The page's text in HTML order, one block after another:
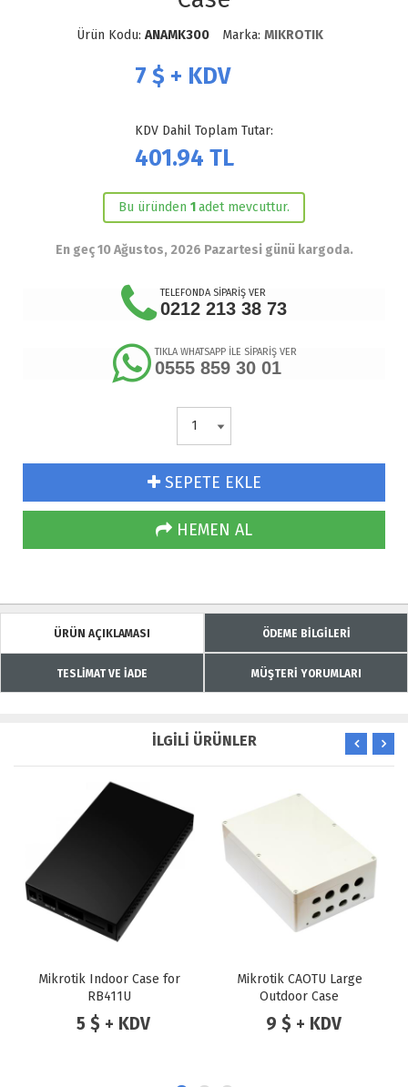
Ürün Kodu: ANAMK300 Marka: MIKROTIK
7 $ + KDV
KDV Dahil Toplam Tutar:
401.94 TL
Bu üründen 1adet mevcuttur.
En geç 10 Ağustos, 2026 Pazartesi günü kargoda.
TELEFONDA SİPARİŞ VER
0212 213 38 73
TIKLA WHATSAPP İLE SİPARİŞ VER
0555 859 30 01
SEPETE EKLE
HEMEN AL
ÜRÜN AÇIKLAMASI ÖDEME BİLGİLERİ
TESLİMAT VE İADE MÜŞTERİ YORUMLARI
İLGİLİ ÜRÜNLER
Mikrotik Indoor Case for
RB411U
5 $ + KDV
Mikrotik CAOTU Large
Outdoor Case
9 $ + KDV